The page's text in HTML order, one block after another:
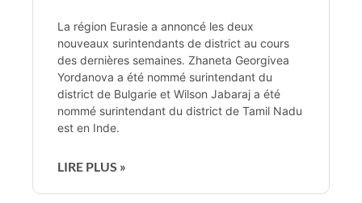
La région Eurasie a annoncé les deux
nouveaux surintendants de district au cours
des dernières semaines. Zhaneta Georgivea
Yordanova a été nommé surintendant du
district de Bulgarie et Wilson Jabaraj a été
nommé surintendant du district de Tamil Nadu
est en Inde.
LIRE PLUS »